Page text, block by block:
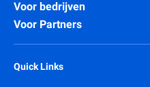
Voor bedrijven
Voor Partners
Quick Links